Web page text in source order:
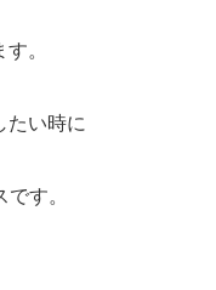
。
たい時に
す。